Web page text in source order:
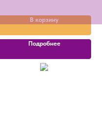
В корзину
Подробнее